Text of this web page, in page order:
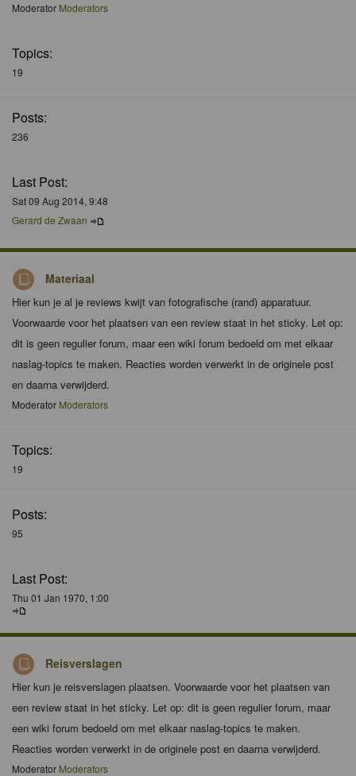
Moderator Moderators
Topics:
19
Posts:
236
Last Post:
Sat 09 Aug 2014, 9:48
Gerard de Zwaan
Materiaal
Hier kun je al je reviews kwijt van fotografische (rand) apparatuur.
Voorwaarde voor het plaatsen van een review staat in het sticky. Let op:
dit is geen regulier forum, maar een wiki forum bedoeld om met elkaar
naslag-topics te maken. Reacties worden verwerkt in de originele post
en daarna verwijderd.
Moderator Moderators
Topics:
19
Posts:
95
Last Post:
Thu 01 Jan 1970, 1:00
Reisverslagen
Hier kun je reisverslagen plaatsen. Voorwaarde voor het plaatsen van
een review staat in het sticky. Let op: dit is geen regulier forum, maar
een wiki forum bedoeld om met elkaar naslag-topics te maken.
Reacties worden verwerkt in de originele post en daarna verwijderd.
Moderator Moderators